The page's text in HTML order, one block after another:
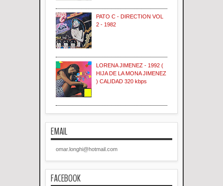
PATO C - DIRECTION VOL
2 - 1982
LORENA JIMENEZ - 1992 (
HIJA DE LA MONA JIMENEZ
) CALIDAD 320 kbps
EMAIL
omar.longhi@hotmail.com
FACEBOOK